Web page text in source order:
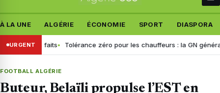
À LA UNE ALGÉRIE ÉCONOMIE SPORT DIASPORA
URGENT
les faits Tolérance zéro pour les chauffeurs : la GN généralise le
FOOTBALL ALGÉRIE
Buteur, Belaïli propulse l’EST en